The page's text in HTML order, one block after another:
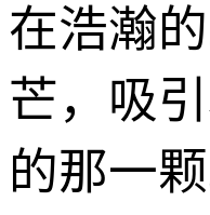
在浩瀚
芒，吸
的那一